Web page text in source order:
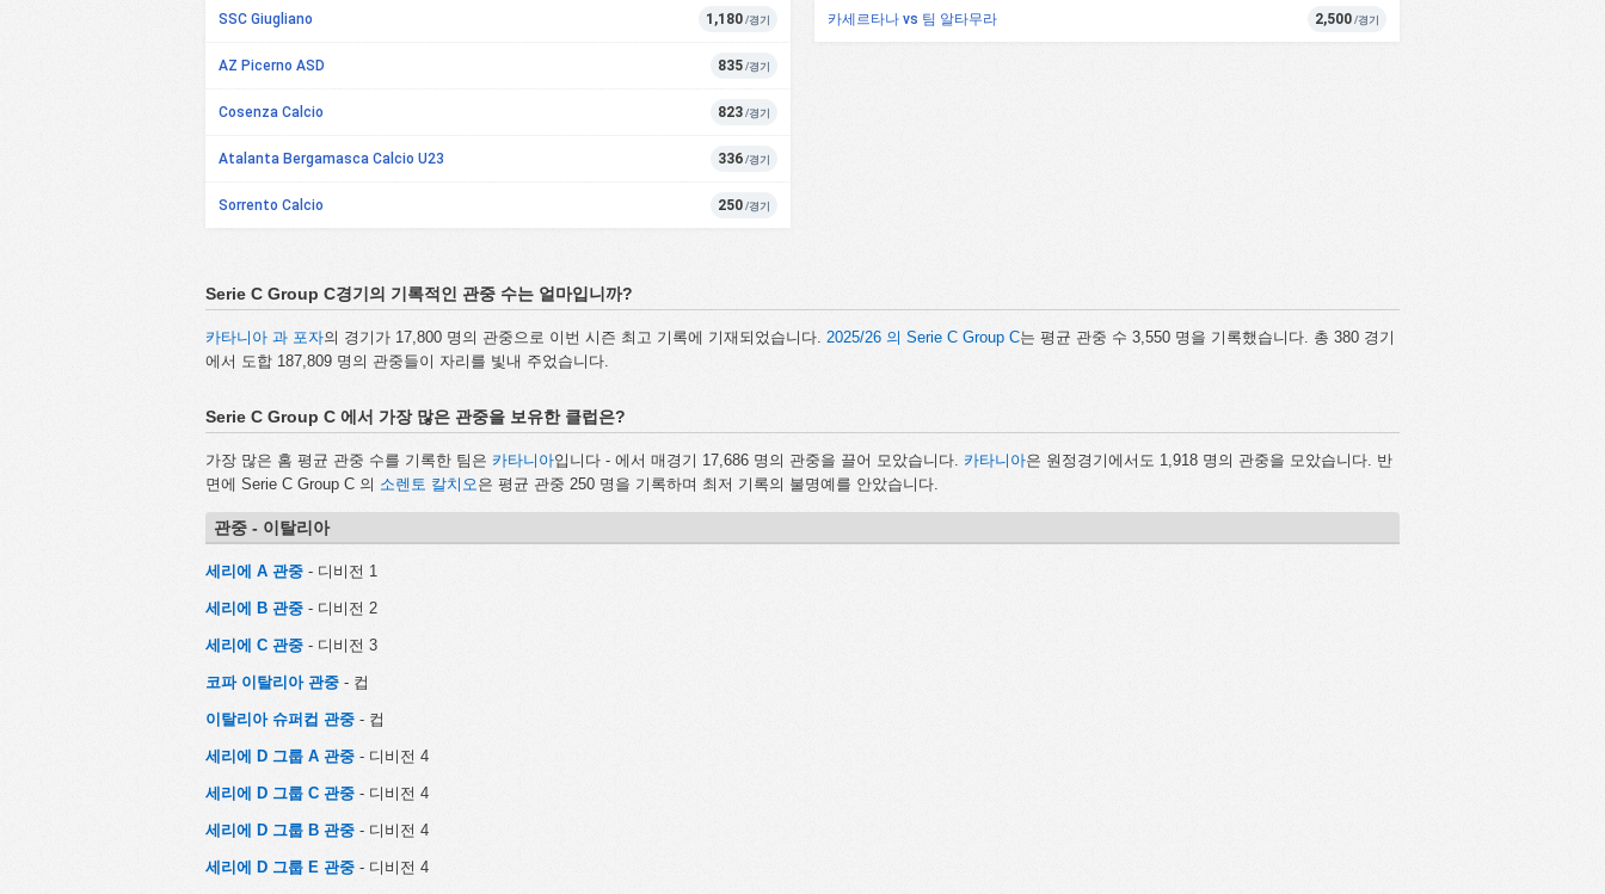
SSC Giugliano 1,180 /경기
AZ Picerno ASD 835 /경기
Cosenza Calcio 823 /경기
Atalanta Bergamasca Calcio U23 336 /경기
Sorrento Calcio 250 /경기
카세르타나 vs 팀 알타무라 2,500 /경기
Serie C Group C경기의 기록적인 관중 수는 얼마입니까?
카타니아 과 포자의 경기가 17,800 명의 관중으로 이번 시즌 최고 기록에 기재되었습니다. 2025/26 의 Serie C Group C는 평균 관중 수 3,550 명을 기록했습니다. 총 380 경기
에서 도합 187,809 명의 관중들이 자리를 빛내 주었습니다.
Serie C Group C 에서 가장 많은 관중을 보유한 클럽은?
가장 많은 홈 평균 관중 수를 기록한 팀은 카타니아입니다 - 에서 매경기 17,686 명의 관중을 끌어 모았습니다. 카타니아은 원정경기에서도 1,918 명의 관중을 모았습니다. 반
면에 Serie C Group C 의 소렌토 칼치오은 평균 관중 250 명을 기록하며 최저 기록의 불명예를 안았습니다.
관중 - 이탈리아
세리에 A 관중 - 디비전 1
세리에 B 관중 - 디비전 2
세리에 C 관중 - 디비전 3
코파 이탈리아 관중 - 컵
이탈리아 슈퍼컵 관중 - 컵
세리에 D 그룹 A 관중 - 디비전 4
세리에 D 그룹 C 관중 - 디비전 4
세리에 D 그룹 B 관중 - 디비전 4
세리에 D 그룹 E 관중 - 디비전 4